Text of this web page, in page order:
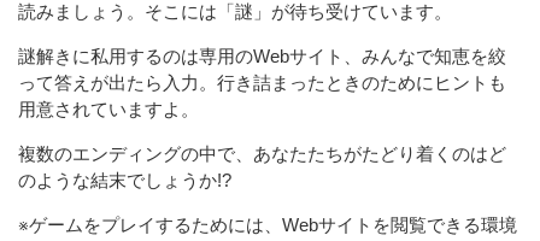
読みましょう。そこには「謎」が待ち受けています。
謎解きに私用するのは専用のWebサイト、みんなで知恵を絞
って答えが出たら入力。行き詰まったときのためにヒントも
用意されていますよ。
複数のエンディングの中で、あなたたちがたどり着くのはど
のような結末でしょうか!?
※ゲームをプレイするためには、Webサイトを閲覧できる環境